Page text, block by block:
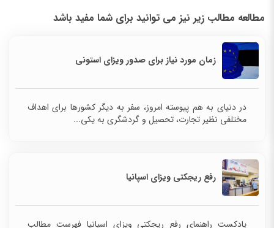
مطالعه مطالب زیر نیز می توانید برای شما مفید باشد
زمان مورد نیاز برای صدور ویزای استونی
در دنیای به هم پیوسته امروز، سفر به دیگر کشورها برای اهداف
مختلفی نظیر تجارت، تحصیل و گردشگری به یکی...
رفع ریجکتی ویزای اسپانیا
پادکست راهنمای رفع ریجکتی ویزای اسپانیا فهرست مطالب